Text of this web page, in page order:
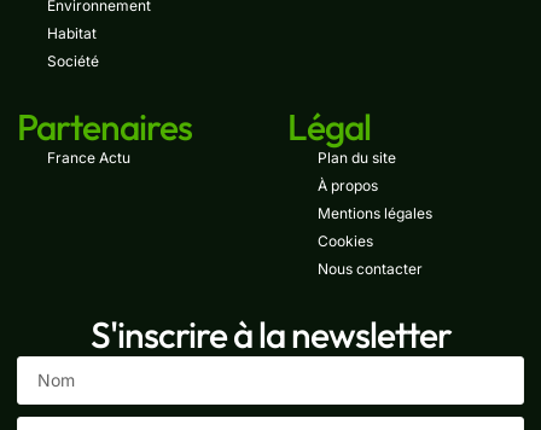
Environnement
Habitat
Société
Partenaires
France Actu
Légal
Plan du site
À propos
Mentions légales
Cookies
Nous contacter
S'inscrire à la newsletter